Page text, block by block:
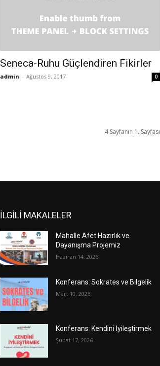
Seneca-Ruhu Güçlendiren Fikirler
admin - Ağustos 9, 2017 0
4 Sayfanın 1. Sayfası
İLGİLİ MAKALELER
Mahalle Afet Hazırlık ve
Dayanışma Projemiz
Haziran 14, 2026
Konferans: Sokrates ve Bilgelik
Mart 10, 2026
Konferans: Kendini İyileştirmek
Şubat 17, 2026